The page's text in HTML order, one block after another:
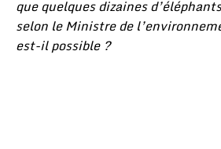
que quelques dizaines
selon le Ministre de
est-il possible ?